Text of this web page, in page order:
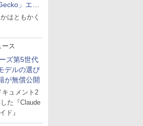
」エン
はともかく
ース
ズ第5世代
デルの選び
が無償公開
キュメント2
た『Claude
ド』